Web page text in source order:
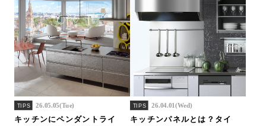
TIPS 26.05.05(Tue)
キッチンにペンダントライ
TIPS 26.04.01(Wed)
キッチンパネルとは？タイ